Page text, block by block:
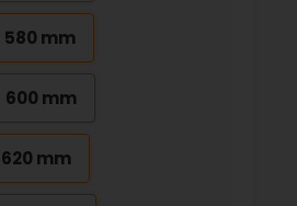
580 mm
600 mm
620 mm